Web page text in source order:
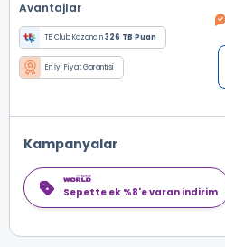
Avantajlar
TB Club Kazancın326 TB Puan
En İyi Fiyat Garantisi
Kampanyalar
Sepette ek %8'e varan indirim